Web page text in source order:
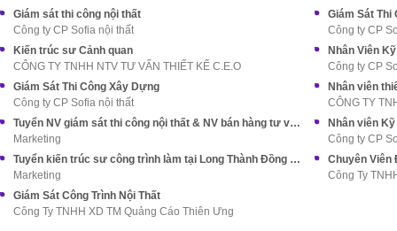
Giám sát thi công nội thất
Công ty CP Sofia nội thất
Giám Sát Thi
Công ty CP
Kiến trúc sư Cảnh quan
CÔNG TY TNHH NTV TƯ VẤN THIẾT KẾ C.E.O
Nhân Viên
Công ty CP
Giám Sát Thi Công Xây Dựng
Công ty CP Sofia nội thất
Nhân viên
CÔNG TY
Tuyển NV giám sát thi công nội thất & NV bán hàng tư vấn khách hàng
Marketing
Nhân viên
Công ty CP
Tuyển kiến trúc sư công trình làm tại Long Thành Đồng Nai
Marketing
Chuyên Viên
Công Ty
Giám Sát Công Trình Nội Thất
Công Ty TNHH XD TM Quảng Cáo Thiên Ưng